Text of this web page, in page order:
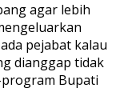
agar lebih
pejabat kalau
dianggap tidak
Bupati